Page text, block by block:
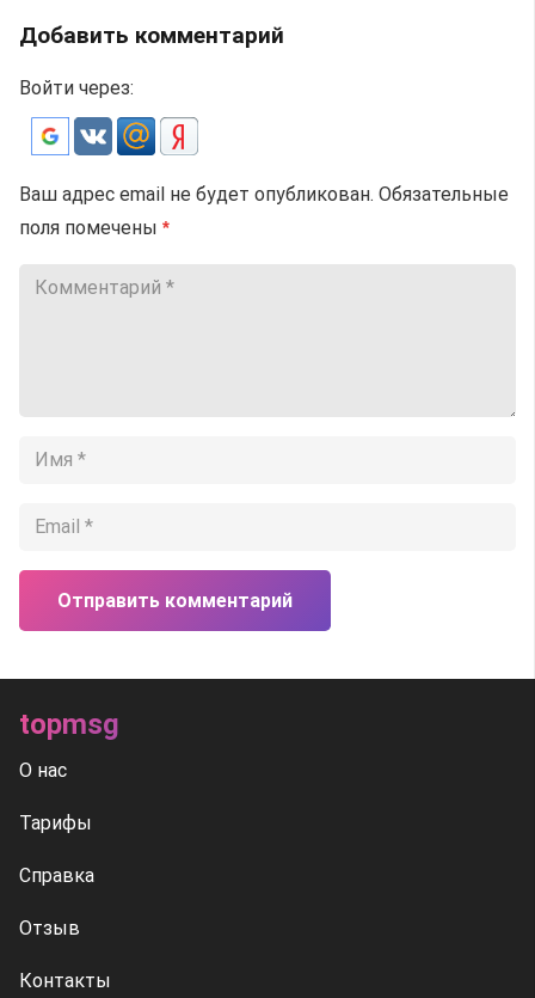
Добавить комментарий
Войти через:
Ваш адрес email не будет опубликован. Обязательные
поля помечены *
Отправить комментарий
topmsg
О нас
Тарифы
Справка
Отзыв
Контакты